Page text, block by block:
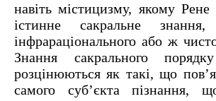
навіть містицизму, якому
істинне сакральне
інфрараціонального або ж
Знання сакрального
розцінюються як такі, що
самого суб’єкта пізнання,